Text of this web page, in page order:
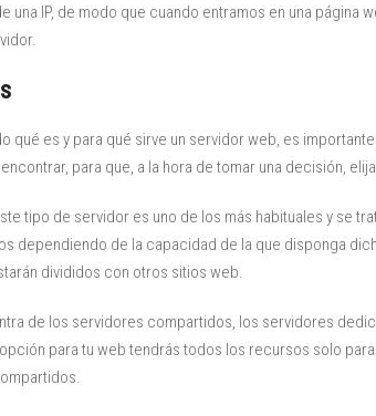
una IP, de modo que cuando entramos en una página
qué es y para qué sirve un servidor web, es
para que, a la hora de tomar una decisión,
tipo de servidor es uno de los más habituales y se
dependiendo de la capacidad de la que disponga
divididos con otros sitios web.
de los servidores compartidos, los servidores
para tu web tendrás todos los recursos solo